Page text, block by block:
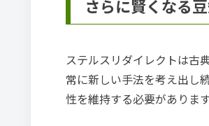
さらに賢くなる
ステルスリダイレクトは古
常に新しい手法を考え出し
性を維持する必要があります